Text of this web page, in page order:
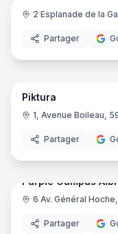
2 Esplanade de la
Partager
Piktura
1, Avenue Boileau,
Partager
Purple Campus Albi
6 Av. Général
Partager